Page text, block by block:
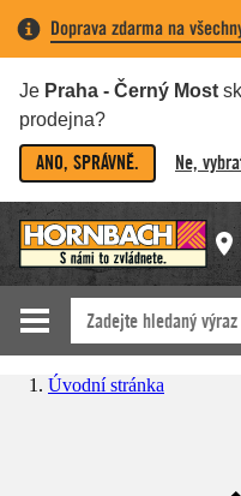
Doprava zdarma na
Je Praha - Černý Most
prodejna?
ANO, SPRÁVNĚ. Ne,
Úvodní stránka